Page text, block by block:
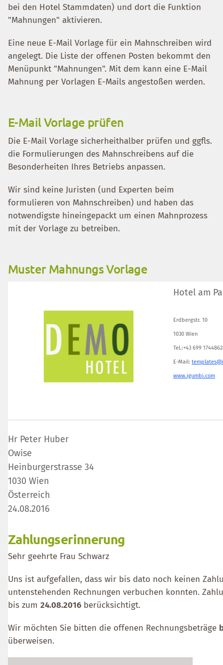
bei den Hotel Stammdaten) und dort die Funktion
"Mahnungen" aktivieren.
Eine neue E-Mail Vorlage für ein Mahnschreiben wird
angelegt. Die Liste der offenen Posten bekommt den
Menüpunkt "Mahnungen". Mit dem kann eine E-Mail
Mahnung per Vorlagen E-Mails angestoßen werden.
E-Mail Vorlage prüfen
Die E-Mail Vorlage sicherheithalber prüfen und ggfls.
die Formulierungen des Mahnschreibens auf die
Besonderheiten Ihres Betriebs anpassen.
Wir sind keine Juristen (und Experten beim
formulieren von Mahnschreiben) und haben das
notwendigste hineingepackt um einen Mahnprozess
mit der Vorlage zu betreiben.
Muster Mahnungs Vorlage
Hotel am
Erdbergstr. 10
1030 Wien
Tel.:+43 699
E-Mail:
www.igumbi.com
Hr Peter Huber
Owise
Heinburgerstrasse 34
1030 Wien
Österreich
24.08.2016
Zahlungserinnerung
Sehr geehrte Frau Schwarz
Uns ist aufgefallen, dass wir bis dato noch keinen
untenstehenden Rechnungen verbuchen konnten.
bis zum 24.08.2016 berücksichtigt.
Wir möchten Sie bitten die offenen Rechnungsbeträge
überweisen.